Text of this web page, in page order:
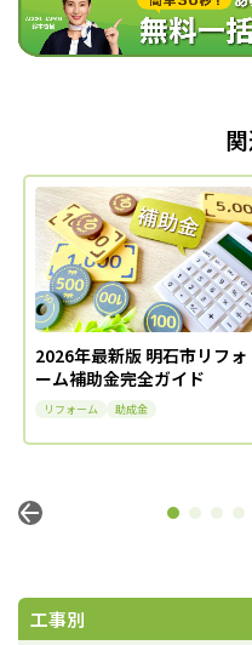
2026年最新版 明石市リフォ
ーム補助金完全ガイド
リフォーム 助成金
工事別